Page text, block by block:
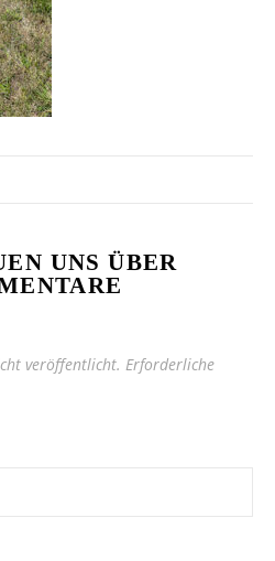
UNS ÜBER
veröffentlicht. Erforderliche